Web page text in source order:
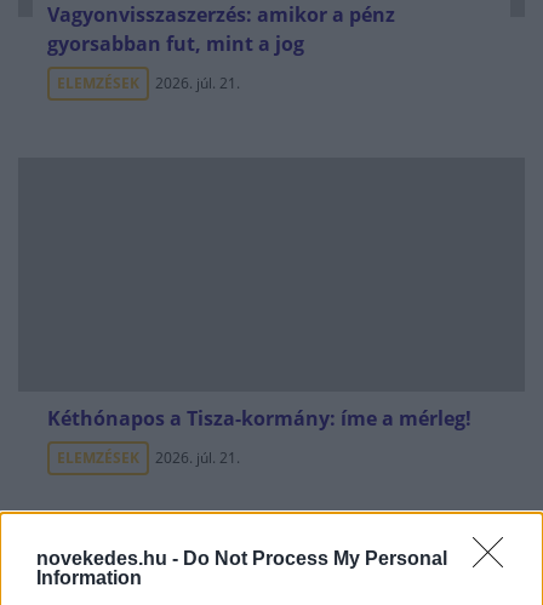
novekedes.hu - Do Not Process My Personal
Information
Vagyonvisszaszerzés: amikor a pénz
gyorsabban fut, mint a jog
ELEMZÉSEK 2026. júl. 21.
Kéthónapos a Tisza-kormány: íme a mérleg!
ELEMZÉSEK 2026. júl. 21.